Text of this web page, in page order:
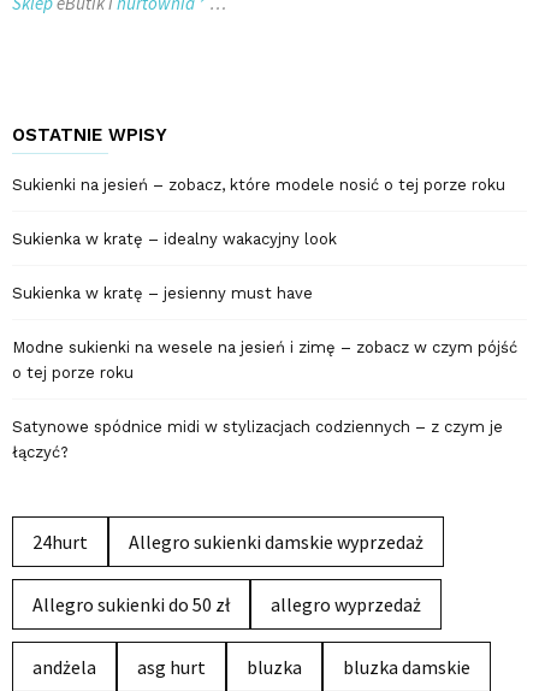
OSTATNIE WPISY
Sukienki na jesień – zobacz, które modele nosić o tej porze roku
Sukienka w kratę – idealny wakacyjny look
Sukienka w kratę – jesienny must have
Modne sukienki na wesele na jesień i zimę – zobacz w czym pójść
o tej porze roku
Satynowe spódnice midi w stylizacjach codziennych – z czym je
łączyć?
24hurt Allegro sukienki damskie wyprzedaż
Allegro sukienki do 50 zł allegro wyprzedaż
andżela asg hurt bluzka bluzka damskie